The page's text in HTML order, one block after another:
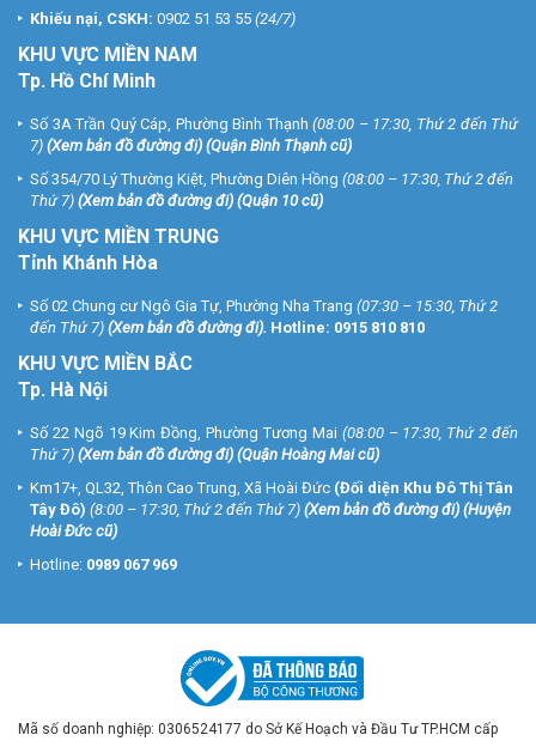
Khiếu nại, CSKH: 0902 51 53 55 (24/7)
KHU VỰC MIỀN NAM
Tp. Hồ Chí Minh
Số 3A Trần Quý Cáp, Phường Bình Thạnh (08:00 – 17:30, Thứ 2 đến Thứ
7) (Xem bản đồ đường đi) (Quận Bình Thạnh cũ)
Số 354/70 Lý Thường Kiệt, Phường Diên Hồng (08:00 – 17:30, Thứ 2 đến
Thứ 7) (Xem bản đồ đường đi) (Quận 10 cũ)
KHU VỰC MIỀN TRUNG
Tỉnh Khánh Hòa
Số 02 Chung cư Ngô Gia Tự, Phường Nha Trang (07:30 – 15:30, Thứ 2
đến Thứ 7) (Xem bản đồ đường đi). Hotline: 0915 810 810
KHU VỰC MIỀN BẮC
Tp. Hà Nội
Số 22 Ngõ 19 Kim Đồng, Phường Tương Mai (08:00 – 17:30, Thứ 2 đến
Thứ 7) (Xem bản đồ đường đi) (Quận Hoàng Mai cũ)
Km17+, QL32, Thôn Cao Trung, Xã Hoài Đức (Đối diện Khu Đô Thị Tân
Tây Đô) (8:00 – 17:30, Thứ 2 đến Thứ 7) (Xem bản đồ đường đi) (Huyện
Hoài Đức cũ)
Hotline: 0989 067 969
Mã số doanh nghiệp: 0306524177 do Sở Kế Hoạch và Đầu Tư TP.HCM cấp